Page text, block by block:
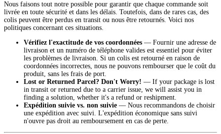
Nous faisons tout notre possible pour garantir que chaque commande soit
livrée en toute sécurité et dans les délais. Toutefois, dans de rares cas, des
colis peuvent être perdus en transit ou nous être retournés. Voici nos
politiques concernant ces situations.
Vérifiez l'exactitude de vos coordonnées — Fournir une adresse de
livraison et un numéro de téléphone valides est essentiel pour éviter
les problèmes de livraison. Si un colis est retourné en raison de
coordonnées incorrectes, nous ne pouvons rembourser que le coût du
produit, sans les frais de port.
Lost or Returned Parcel? Don't Worry! — If your package is lost
in transit or returned due to a carrier issue, we will assist you in
finding a solution, whether it's a refund or reshipment.
Expédition suivie vs. non suivie — Nous recommandons de choisir
une expédition avec suivi. L'expédition économique sans suivi
n'ouvre pas droit au remboursement en cas de perte.